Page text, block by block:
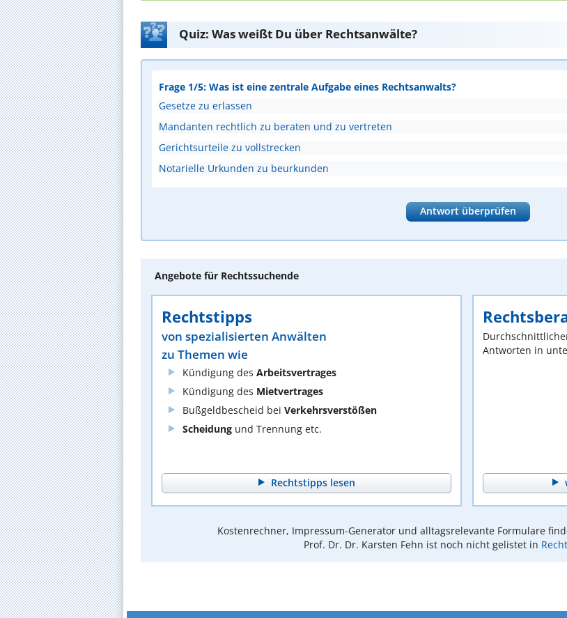
Quiz: Was weißt Du über Rechtsanwälte?
Frage 1/5: Was ist eine zentrale Aufgabe eines Rechtsanwalts?
Gesetze zu erlassen
Mandanten rechtlich zu beraten und zu vertreten
Gerichtsurteile zu vollstrecken
Notarielle Urkunden zu beurkunden
Antwort überprüfen
Angebote für Rechtssuchende
Rechtstipps
von spezialisierten Anwälten
zu Themen wie
Kündigung des Arbeitsvertrages
Kündigung des Mietvertrages
Bußgeldbescheid bei Verkehrsverstößen
Scheidung und Trennung etc.
Rechtstipps lesen
Antworten in
Kostenrechner, Impressum-Generator und alltagsrelevante Formulare
Prof. Dr. Dr. Karsten Fehn ist noch nicht gelistet in